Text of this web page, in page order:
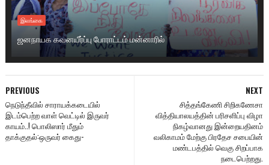
இலங்கை
ஜனநாயக கவனயீர்ப்பு போராட்டம் மன்னாரில்
NEXT
சித்தங்கேணி சிறிகணேசா
வித்தியாலயத்தின் பரிசளிப்பு விழா
நிகழ்வானது இன்றையதினம்
வலிகாமம் மேற்கு பிரதேச சபையின்
மண்டபத்தில் வெகு சிறப்பாக
நடைபெற்றது.
PREVIOUS
நெடுந்தீவில் சாராயக்கடையில்
இடம்பெற்ற வாள் வெட்டில் இருவர்
காயம்..! பொலிஸார் மீதும்
தாக்குதல்:ஒருவர் கைது-